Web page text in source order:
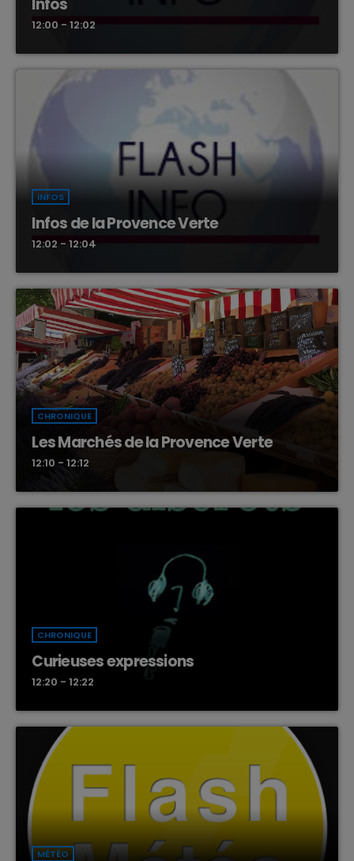
12:00 - 12:02
INFOS
Infos de la Provence Verte
12:02 - 12:04
CHRONIQUE
Les Marchés de la Provence Verte
12:10 - 12:12
CHRONIQUE
Curieuses expressions
12:20 - 12:22
MÉTÉO